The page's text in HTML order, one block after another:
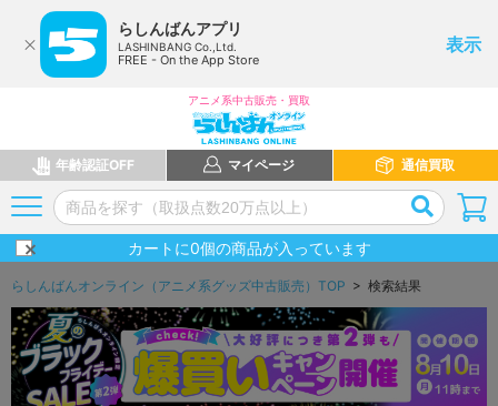
らしんばんアプリ
LASHINBANG Co.,Ltd.
FREE - On the App Store
表示
アニメ系中古販売・買取
年齢認証OFF マイページ 通信買取
カートに0個の商品が入っています
らしんばんオンライン（アニメ系グッズ中古販売）TOP > 検索結果